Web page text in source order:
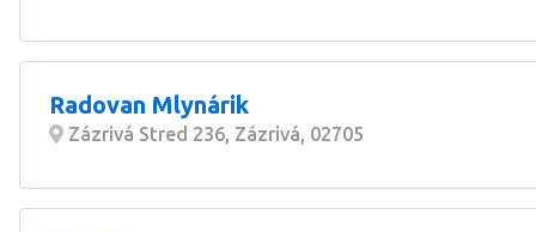
Radovan Mlynárik
Zázrivá Stred 236, Zázrivá, 02705